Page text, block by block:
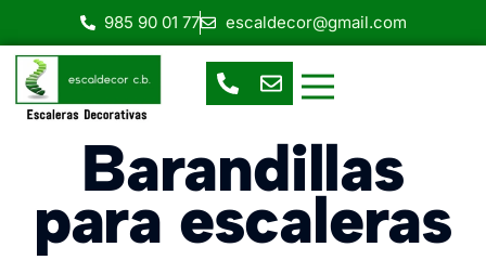
985 90 01 77 escaldecor@gmail.com
Barandillas
para escaleras